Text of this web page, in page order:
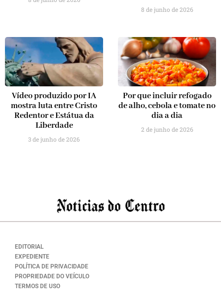
8 de junho de 2026
Vídeo produzido por IA
mostra luta entre Cristo
Redentor e Estátua da
Liberdade
3 de junho de 2026
Por que incluir refogado
de alho, cebola e tomate no
dia a dia
2 de junho de 2026
EDITORIAL
EXPEDIENTE
POLÍTICA DE PRIVACIDADE
PROPRIEDADE DO VEÍCULO
TERMOS DE USO